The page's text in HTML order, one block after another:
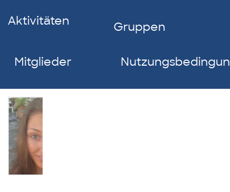
Aktivitäten
Gruppen
Mitglieder